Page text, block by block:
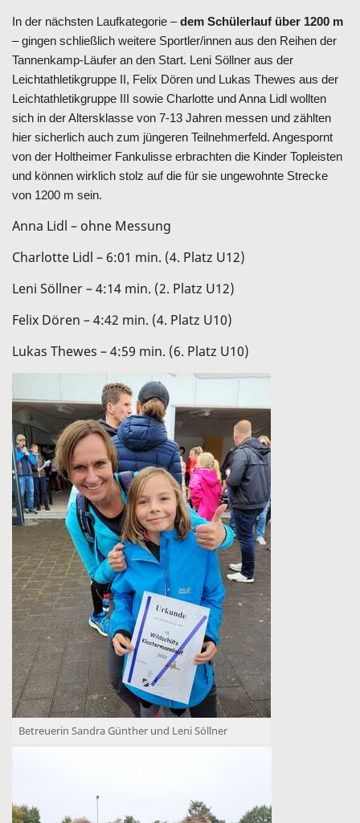
In der nächsten Laufkategorie –dem Schülerlauf über 1200 m
– gingen schließlich weitere Sportler/innen aus den Reihen der
Tannenkamp-Läufer an den Start. Leni Söllner aus der
Leichtathletikgruppe II, Felix Dören und Lukas Thewes aus der
Leichtathletikgruppe III sowie Charlotte und Anna Lidl wollten
sich in der Altersklasse von 7-13 Jahren messen und zählten
hier sicherlich auch zum jüngeren Teilnehmerfeld. Angespornt
von der Holtheimer Fankulisse erbrachten die Kinder Topleisten
und können wirklich stolz auf die für sie ungewohnte Strecke
von 1200 m sein.
Anna Lidl – ohne Messung
Charlotte Lidl – 6:01 min. (4. Platz U12)
Leni Söllner – 4:14 min. (2. Platz U12)
Felix Dören – 4:42 min. (4. Platz U10)
Lukas Thewes – 4:59 min. (6. Platz U10)
Betreuerin Sandra Günther und Leni Söllner